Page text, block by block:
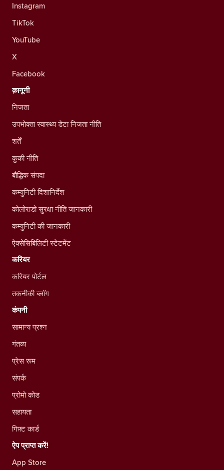
Instagram
TikTok
YouTube
X
Facebook
क़ानूनी
निजता
उपभोक्ता स्वास्थ्य डेटा निजता नीति
शर्तें
कुकी नीति
बौद्धिक संपदा
कम्युनिटी दिशानिर्देश
कोलोराडो सुरक्षा नीति जानकारी
कम्युनिटी की जानकारी
ऐक्सेसिबिलिटी स्टेटमेंट
करियर
करियर पोर्टल
तकनीकी ब्लॉग
कंपनी
सामान्य प्रश्न
गंतव्य
प्रेस रूम
संपर्क
प्रोमो कोड
सहायता
गिफ़्ट कार्ड
ऐप प्राप्त करें!
App Store